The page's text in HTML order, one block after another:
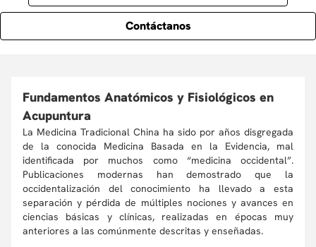
Contáctanos
Fundamentos Anatómicos y Fisiológicos en
Acupuntura
La Medicina Tradicional China ha sido por años disgregada
de la conocida Medicina Basada en la Evidencia, mal
identificada por muchos como “medicina occidental”.
Publicaciones modernas han demostrado que la
occidentalización del conocimiento ha llevado a esta
separación y pérdida de múltiples nociones y avances en
ciencias básicas y clínicas, realizadas en épocas muy
anteriores a las comúnmente descritas y enseñadas.